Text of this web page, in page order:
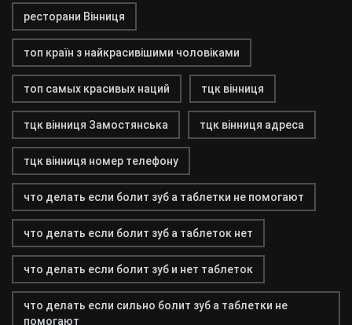
ресторани Вінниця
топ країн з найкрасивішими чоловіками
топ самых красивых наций тцк вінниця
тцк вінниця Замостянська тцк вінниця адреса
тцк вінниця номер телефону
что делать если болит зуб а таблетки не помогают
что делать если болит зуб а таблеток нет
что делать если болит зуб и нет таблеток
что делать если сильно болит зуб а таблетки не
помогают